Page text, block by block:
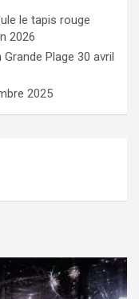
le tapis rouge
2026
Plage 30 avril
2025